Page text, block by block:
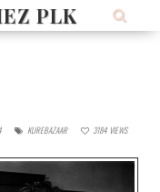
PLK
KUREBAZAAR 3184 VIEWS